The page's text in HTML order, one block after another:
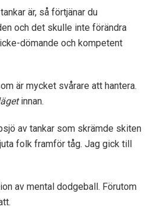
är, så förtjänar du
och det skulle inte förändra
dömande och kompetent
är mycket svårare att hantera.
innan.
av tankar som skrämde skiten
folk framför tåg. Jag gick till
av mental dodgeball. Förutom